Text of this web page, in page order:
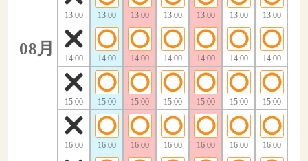
08月
13:00
14:00
15:00
16:00
13:00
14:00
15:00
16:00
13:00
14:00
15:00
16:00
13:00
14:00
15:00
16:00
13:00
14:00
15:00
16:00
13:00
14:00
15:00
16:00
13:00
14:00
15:00
16:00